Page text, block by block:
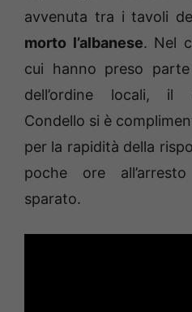
avvenuta tra i tavoli
morto l’albanese. Nel
cui hanno preso
dell’ordine locali, il
Condello si è
per la rapidità della
poche ore
sparato.